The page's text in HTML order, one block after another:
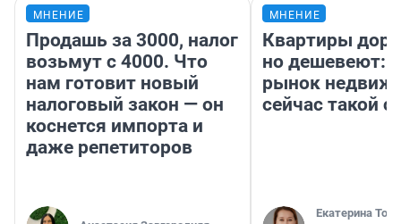
МНЕНИЕ
Продашь за 3000, налог
возьмут с 4000. Что
нам готовит новый
налоговый закон — он
коснется импорта и
даже репетиторов
МНЕНИЕ
Квартиры
но дешевеют:
рынок
сейчас такой
Екатерина